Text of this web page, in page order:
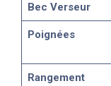
Bec Verseur
Poignées
Rangement